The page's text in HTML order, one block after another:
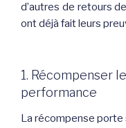
d’autres de retours
ont déjà fait leurs
1. Récompenser
performance
La récompense porte